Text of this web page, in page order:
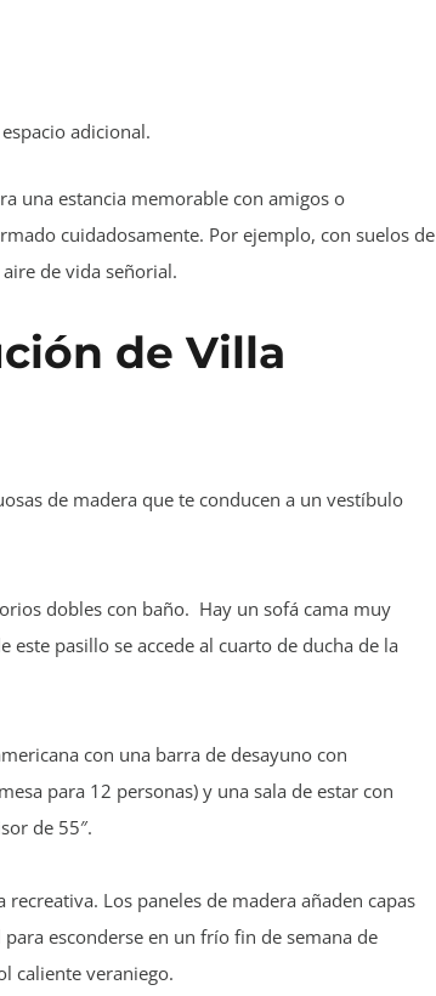
adicional.
una estancia memorable con amigos o
cuidadosamente. Por ejemplo, con suelos de
de vida señorial.
de Villa
de madera que te conducen a un vestíbulo
dobles con baño. Hay un sofá cama muy
pasillo se accede al cuarto de ducha de la
con una barra de desayuno con
para 12 personas) y una sala de estar con
de 55″.
Los paneles de madera añaden capas
esconderse en un frío fin de semana de
caliente veraniego.